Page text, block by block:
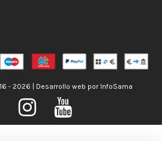
- 2026 | Desarrollo web por InfoSama